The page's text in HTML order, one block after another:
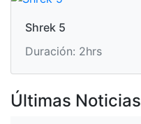
Shrek 5
Duración: 2hrs
Últimas Noticias